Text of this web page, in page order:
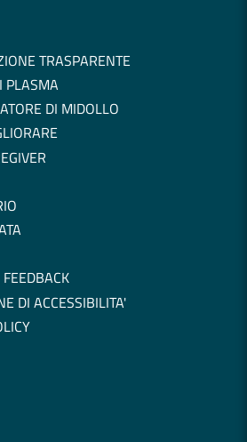
TRASPARENTE
PLASMA
DI MIDOLLO
DI ACCESSIBILITA'